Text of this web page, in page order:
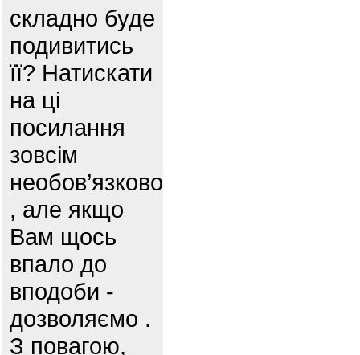
складно буде
подивитись
її? Натискати
на ці
посилання
зовсім
необов’язково
, але якщо
Вам щось
впало до
вподоби -
дозволяємо .
З повагою,